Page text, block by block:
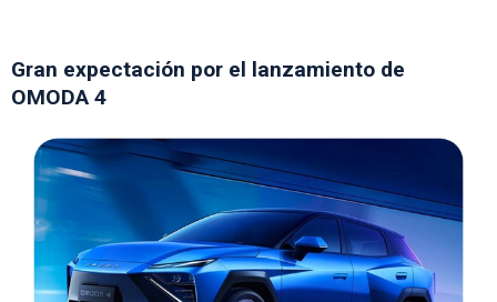
Gran expectación por el lanzamiento de
OMODA 4